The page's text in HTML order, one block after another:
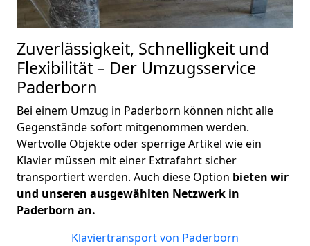
Zuverlässigkeit, Schnelligkeit und
Flexibilität – Der Umzugsservice
Paderborn
Bei einem Umzug in Paderborn können nicht alle
Gegenstände sofort mitgenommen werden.
Wertvolle Objekte oder sperrige Artikel wie ein
Klavier müssen mit einer Extrafahrt sicher
transportiert werden. Auch diese Option bieten wir
und unseren ausgewählten Netzwerk in
Paderborn an.
Klaviertransport von Paderborn